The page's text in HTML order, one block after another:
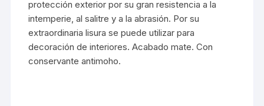
protección exterior por su gran resistencia a la
intemperie, al salitre y a la abrasión. Por su
extraordinaria lisura se puede utilizar para
decoración de interiores. Acabado mate. Con
conservante antimoho.